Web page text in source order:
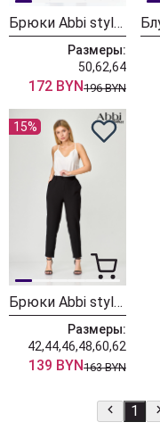
Брюки Abbi style 2022 черный
Размеры:
50,62,64
172 BYN196 BYN
15%
Брюки Abbi style 2002 черный
Размеры:
42,44,46,48,60,62
139 BYN163 BYN
1